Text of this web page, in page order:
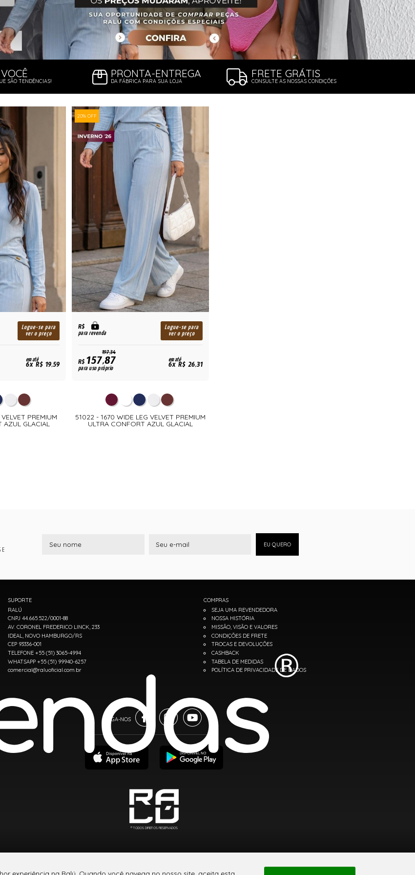
SÃO TENDÊNCIAS!
PRONTA-ENTREGA
DA FÁBRICA PARA SUA LOJA
FRETE GRÁTIS
CONSULTE AS NOSSAS CONDIÇÕES
Logue-se para
ver o preço
em até
6x R$ 19,59
PREMIUM
AZUL GLACIAL
20% OFF
R$
para revenda
Logue-se para
ver o preço
197,34
R$157,87
para uso próprio
em até
6x R$ 26,31
51022 - 1670 WIDE LEG VELVET PREMIUM
ULTRA CONFORT AZUL GLACIAL
E EU QUERO
SUPORTE
RALÚ
CNPJ 44.665.522/0001-88
AV. CORONEL FREDERICO LINCK, 233
IDEAL, NOVO HAMBURGO/RS
CEP 93336-001
TELEFONE +55 (51) 3065-4994
WHATSAPP +55 (51) 99940-6257
comercial@raluoficial.com.br
COMPRAS
SEJA UMA REVENDEDORA
NOSSA HISTÓRIA
MISSÃO, VISÃO E VALORES
CONDIÇÕES DE FRETE
TROCAS E DEVOLUÇÕES
CASHBACK
TABELA DE MEDIDAS
POLÍTICA DE PRIVACIDADE DE DADOS
® TODOS DIREITOS RESERVADOS